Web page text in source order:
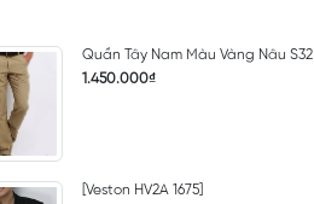
Quần Tây Nam Màu Vàng Nâu S32
1.450.000₫
[Veston HV2A 1675]